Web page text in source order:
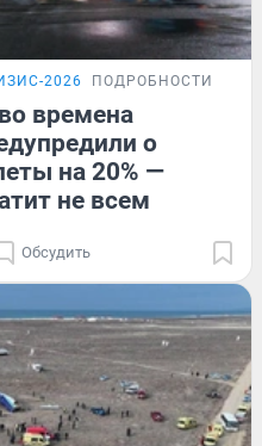
2026 ПОДРОБНОСТИ
времена
о
на 20% —
не всем
Обсудить